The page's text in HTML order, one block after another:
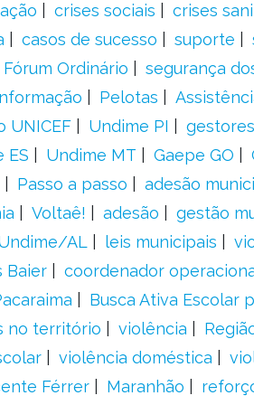
crises sociais crises
casos de sucesso suporte
Fórum Ordinário
segurança
Pelotas
UNICEF Undime PI
ES Undime MT Gaepe GO
Passo a passo adesão
Voltaê! adesão gestão
AL leis municipais
Baier coordenador
Busca Ativa Escolar
no território violência
violência doméstica
Férrer Maranhão